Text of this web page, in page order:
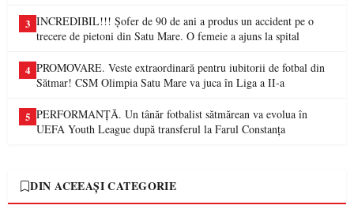
3 INCREDIBIL!!! Șofer de 90 de ani a produs un accident pe o
trecere de pietoni din Satu Mare. O femeie a ajuns la spital
4 PROMOVARE. Veste extraordinară pentru iubitorii de fotbal din
Sătmar! CSM Olimpia Satu Mare va juca în Liga a II-a
5 PERFORMANȚĂ. Un tânăr fotbalist sătmărean va evolua în
UEFA Youth League după transferul la Farul Constanța
DIN ACEEAȘI CATEGORIE